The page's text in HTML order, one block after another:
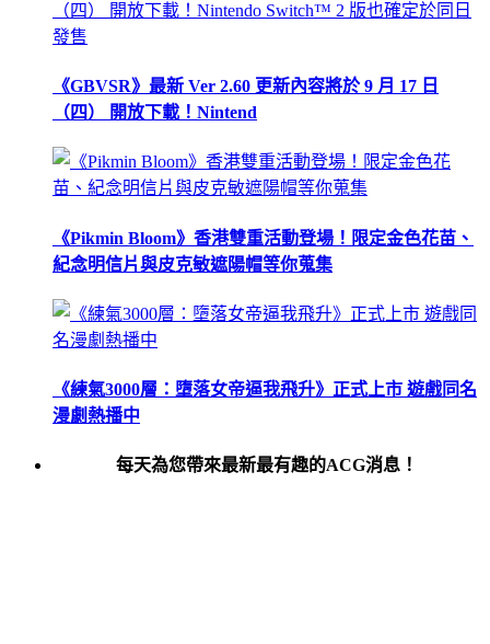
《GBVSR》最新 Ver 2.60 更新內容將於 9 月 17 日
（四） 開放下載！Nintend
《Pikmin Bloom》香港雙重活動登場！限定金色花苗、
紀念明信片與皮克敏遮陽帽等你蒐集
《練氣3000層：墮落女帝逼我飛升》正式上市 遊戲同名
漫劇熱播中
每天為您帶來最新最有趣的ACG消息！